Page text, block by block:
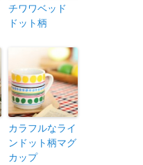
チワワベッド
ドット柄
カラフルなライ
ンドット柄マグ
カップ